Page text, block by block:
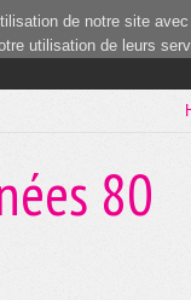
8
80
de notre site
utilisation de leurs